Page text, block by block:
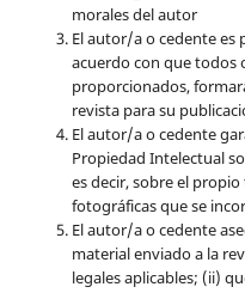
morales del autor
El autor/a o cedente es
acuerdo con que todos
proporcionados,
revista para su
El autor/a o cedente
Propiedad Intelectual
es decir, sobre el
fotográficas que se
El autor/a o cedente
material enviado a la
legales aplicables; (ii)